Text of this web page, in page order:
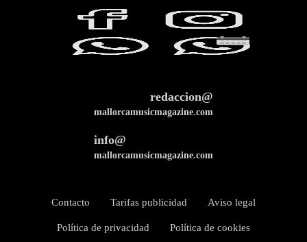
redaccion@
mallorcamusicmagazine.com
info@
mallorcamusicmagazine.com
Contacto Tarifas publicidad Aviso legal
Política de privacidad Política de cookies